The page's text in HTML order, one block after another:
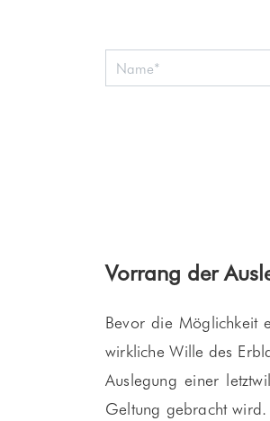
Vorrang der
Bevor die Möglichkeit
wirkliche Wille des
Auslegung einer
Geltung gebracht